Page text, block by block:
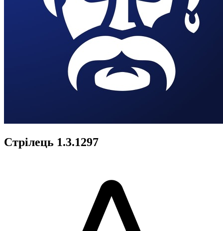
Стрілець 1.3.1297